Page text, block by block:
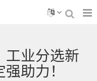
工业分选新
助力！